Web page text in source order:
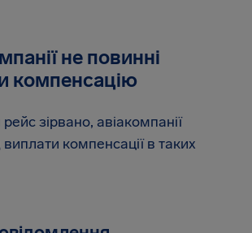
не повинні
компенсацію
зірвано, авіакомпанії
виплати компенсації в таких